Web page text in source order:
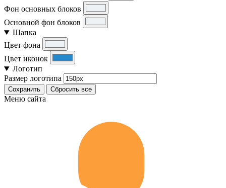
Фон основных блоков
Основной фон блоков
Шапка
Цвет фона
Цвет иконок
Логотип
Размер логотипа
Сохранить Сбросить все
Меню сайта